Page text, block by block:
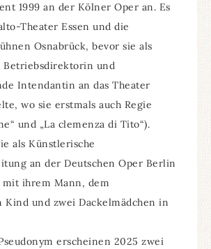
1999 an der Kölner Oper an. Es
Theater Essen und die
Osnabrück, bevor sie als
Betriebsdirektorin und
Intendantin an das Theater
wo sie erstmals auch Regie
und „La clemenza di Tito“).
als Künstlerische
an der Deutschen Oper Berlin
ihrem Mann, dem
Kind und zwei Dackelmädchen in
erscheinen 2025 zwei